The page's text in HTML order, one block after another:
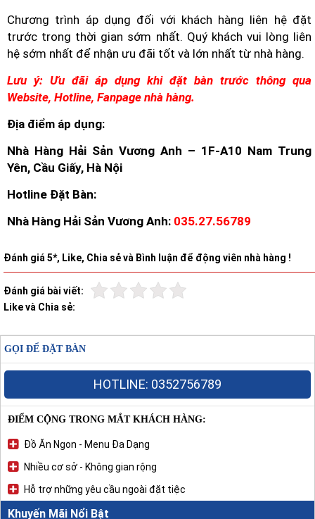
Chương trình áp dụng đối với khách hàng liên hệ đặt
trước trong thời gian sớm nhất. Quý khách vui lòng liên
hệ sớm nhất để nhận ưu đãi tốt và lớn nhất từ nhà hàng.
Lưu ý: Ưu đãi áp dụng khi đặt bàn trước thông qua
Website, Hotline, Fanpage nhà hàng.
Địa điểm áp dụng:
Nhà Hàng Hải Sản Vương Anh – 1F-A10 Nam Trung
Yên, Cầu Giấy, Hà Nội
Hotline Đặt Bàn:
Nhà Hàng Hải Sản Vương Anh: 035.27.56789
Đánh giá 5*, Like, Chia sẻ và Bình luận để động viên nhà hàng !
Đánh giá bài viết:
Like và Chia sẻ:
GỌI ĐỂ ĐẶT BÀN
HOTLINE: 0352756789
ĐIỂM CỘNG TRONG MẮT KHÁCH HÀNG:
Đồ Ăn Ngon - Menu Đa Dạng
Nhiều cơ sở - Không gian rộng
Hỗ trợ những yêu cầu ngoài đặt tiệc
Khuyến Mãi Nổi Bật